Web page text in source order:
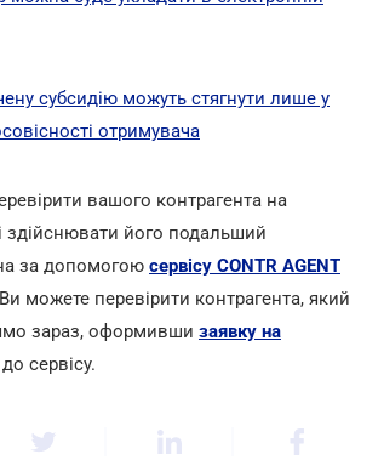
субсидію можуть стягнути лише у
отримувача
вашого контрагента на
здійснювати його подальший
за допомогою сервісу CONTR AGENT
можете перевірити контрагента, який
зараз, оформивши заявку на
до сервісу.